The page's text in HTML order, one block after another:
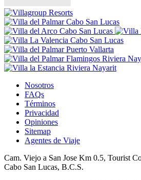
Nosotros
FAQs
Términos
Privacidad
Opiniones
Sitemap
Agentes de Viaje
Cam. Viejo a San Jose Km 0.5, Tourist
Cabo San Lucas, B.C.S.